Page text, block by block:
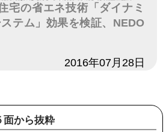
宅の省エネ技術「ダイナミ
テム」効果を検証、NEDO
2016年07月28日
面から抜粋